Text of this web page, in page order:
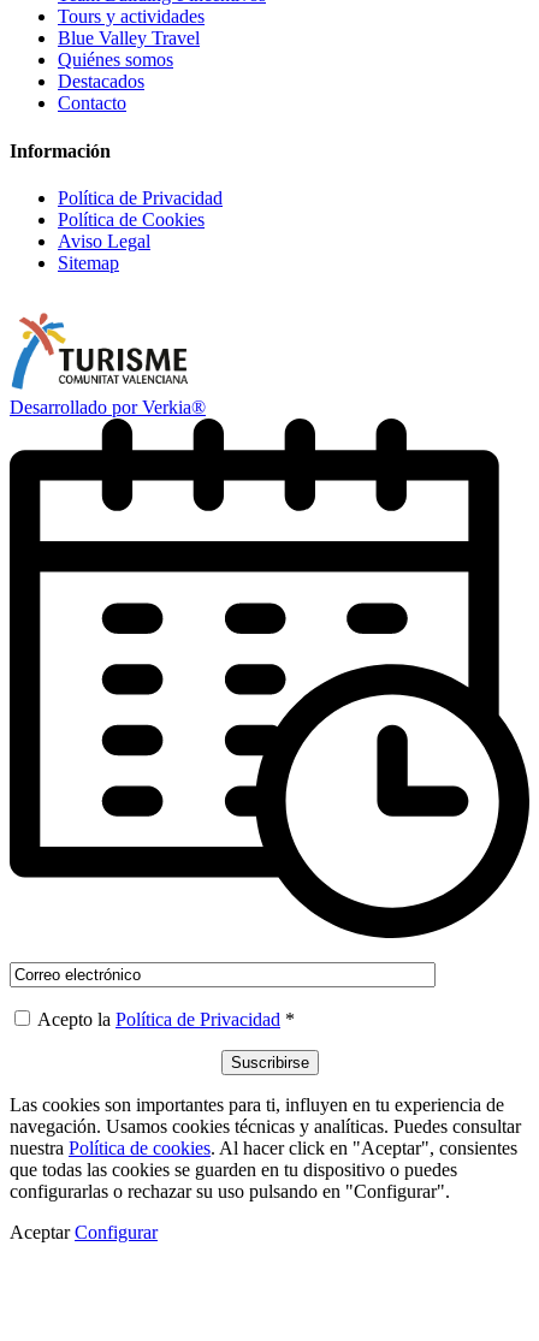
Tours y actividades
Blue Valley Travel
Quiénes somos
Destacados
Contacto
Información
Política de Privacidad
Política de Cookies
Aviso Legal
Sitemap
Desarrollado por Verkia®
Acepto la Política de Privacidad *
Las cookies son importantes para ti, influyen en tu experiencia de
navegación. Usamos cookies técnicas y analíticas. Puedes consultar
nuestra Política de cookies. Al hacer click en "Aceptar", consientes
que todas las cookies se guarden en tu dispositivo o puedes
configurarlas o rechazar su uso pulsando en "Configurar".
Aceptar Configurar